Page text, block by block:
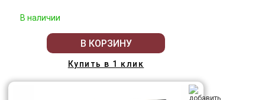
В наличии
В КОРЗИНУ
Купить в 1 клик